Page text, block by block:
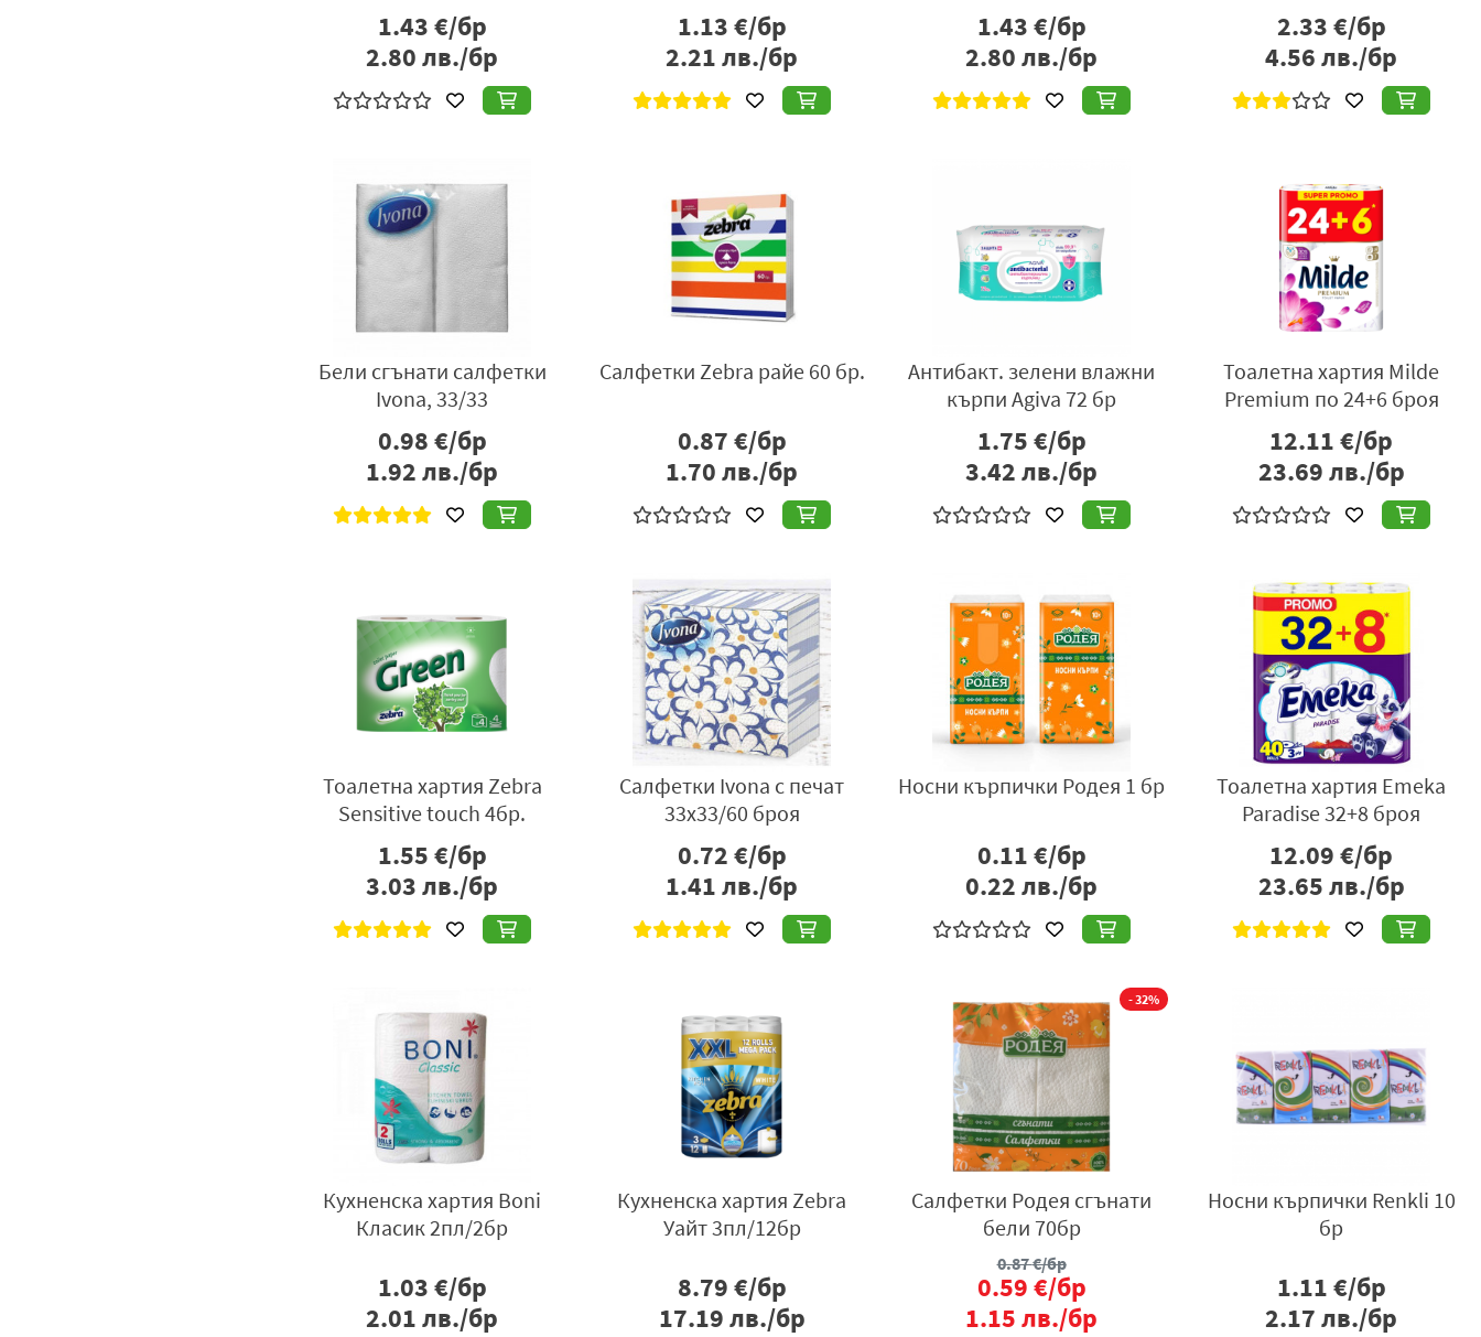
1.43€/бр
2.80лв./бр
1.13€/бр
2.21лв./бр
1.43€/бр
2.80лв./бр
2.33€/бр
4.56лв./бр
Бели сгънати салфетки
Ivona, 33/33
0.98€/бр
1.92лв./бр
Салфетки Zebra райе 60 бр.
0.87€/бр
1.70лв./бр
Антибакт. зелени влажни
кърпи Agiva 72 бр
1.75€/бр
3.42лв./бр
Тоалетна хартия Milde
Premium по 24+6 броя
12.11€/бр
23.69лв./бр
Тоалетна хартия Zebra
Sensitive touch 4бр.
1.55€/бр
3.03лв./бр
Салфетки Ivona с печат
33х33/60 броя
0.72€/бр
1.41лв./бр
Носни кърпички Родея 1 бр
0.11€/бр
0.22лв./бр
Тоалетна хартия Emeka
Paradise 32+8 броя
12.09€/бр
23.65лв./бр
Кухненска хартия Boni
Класик 2пл/2бр
1.03€/бр
2.01лв./бр
Кухненска хартия Zebra
Уайт 3пл/12бр
8.79€/бр
17.19лв./бр
- 32%
Салфетки Родея сгънати
бели 70бр
0.87€/бр
0.59€/бр
1.15лв./бр
Носни кърпички Renkli 10
бр
1.11€/бр
2.17лв./бр